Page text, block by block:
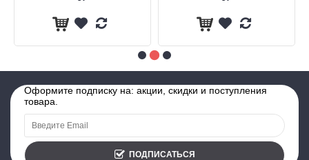
Оформите подписку на: акции, скидки и поступления
товара.
ПОДПИСАТЬСЯ